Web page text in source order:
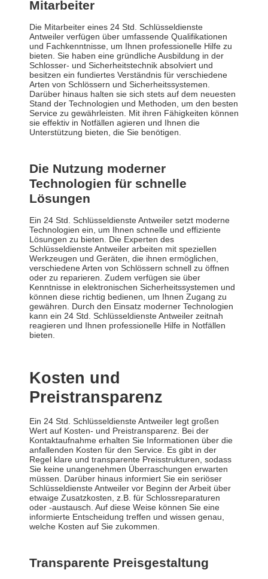
Mitarbeiter
Die Mitarbeiter eines 24 Std. Schlüsseldienste
Antweiler verfügen über umfassende Qualifikationen
und Fachkenntnisse, um Ihnen professionelle Hilfe zu
bieten. Sie haben eine gründliche Ausbildung in der
Schlosser- und Sicherheitstechnik absolviert und
besitzen ein fundiertes Verständnis für verschiedene
Arten von Schlössern und Sicherheitssystemen.
Darüber hinaus halten sie sich stets auf dem neuesten
Stand der Technologien und Methoden, um den besten
Service zu gewährleisten. Mit ihren Fähigkeiten können
sie effektiv in Notfällen agieren und Ihnen die
Unterstützung bieten, die Sie benötigen.
Die Nutzung moderner
Technologien für schnelle
Lösungen
Ein 24 Std. Schlüsseldienste Antweiler setzt moderne
Technologien ein, um Ihnen schnelle und effiziente
Lösungen zu bieten. Die Experten des
Schlüsseldienste Antweiler arbeiten mit speziellen
Werkzeugen und Geräten, die ihnen ermöglichen,
verschiedene Arten von Schlössern schnell zu öffnen
oder zu reparieren. Zudem verfügen sie über
Kenntnisse in elektronischen Sicherheitssystemen und
können diese richtig bedienen, um Ihnen Zugang zu
gewähren. Durch den Einsatz moderner Technologien
kann ein 24 Std. Schlüsseldienste Antweiler zeitnah
reagieren und Ihnen professionelle Hilfe in Notfällen
bieten.
Kosten und
Preistransparenz
Ein 24 Std. Schlüsseldienste Antweiler legt großen
Wert auf Kosten- und Preistransparenz. Bei der
Kontaktaufnahme erhalten Sie Informationen über die
anfallenden Kosten für den Service. Es gibt in der
Regel klare und transparente Preisstrukturen, sodass
Sie keine unangenehmen Überraschungen erwarten
müssen. Darüber hinaus informiert Sie ein seriöser
Schlüsseldienste Antweiler vor Beginn der Arbeit über
etwaige Zusatzkosten, z.B. für Schlossreparaturen
oder -austausch. Auf diese Weise können Sie eine
informierte Entscheidung treffen und wissen genau,
welche Kosten auf Sie zukommen.
Transparente Preisgestaltung